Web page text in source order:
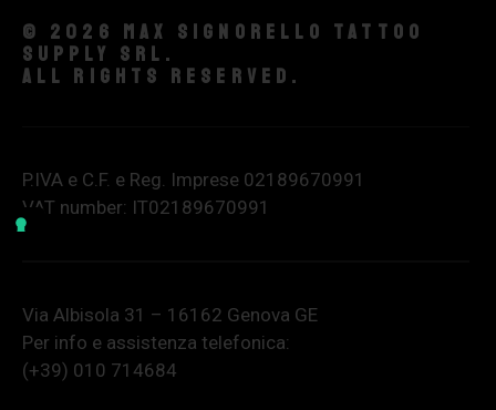
© 2026 Max Signorello Tattoo
supply srl.
All rights reserved.
P.IVA e C.F. e Reg. Imprese 02189670991
VAT number: IT02189670991
Via Albisola 31 – 16162 Genova GE
Per info e assistenza telefonica:
(+39) 010 714684